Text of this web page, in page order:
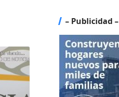
– Publicidad –